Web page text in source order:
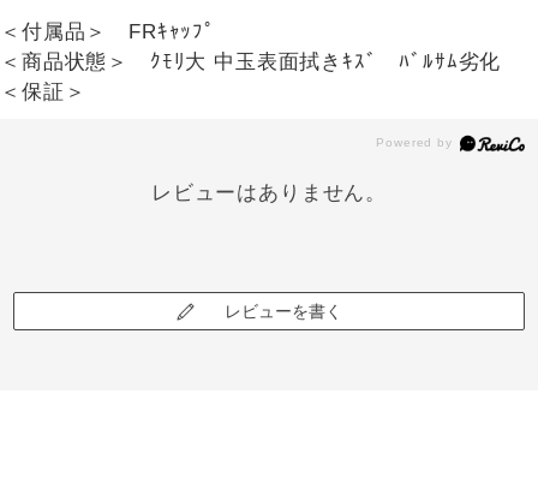
＜付属品＞ FRｷｬｯﾌﾟ
＜商品状態＞ ｸﾓﾘ大 中玉表面拭きｷｽﾞ ﾊﾞﾙｻﾑ劣化
＜保証＞
レビューはありません。
レビューを書く